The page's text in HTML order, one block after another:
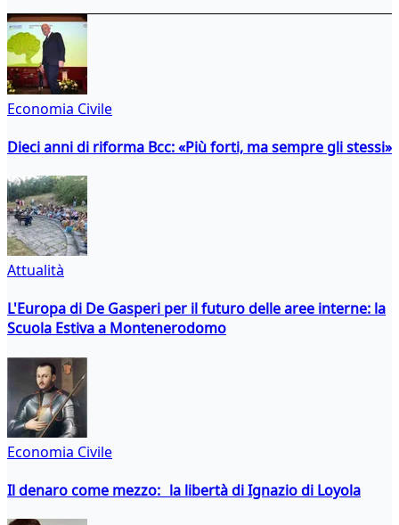
Economia Civile
Dieci anni di riforma Bcc: «Più forti, ma sempre gli stessi»
Attualità
L'Europa di De Gasperi per il futuro delle aree interne: la
Scuola Estiva a Montenerodomo
Economia Civile
Il denaro come mezzo: la libertà di Ignazio di Loyola